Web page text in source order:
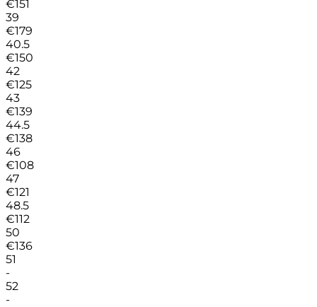
€151
39
€179
40.5
€150
42
€125
43
€139
44.5
€138
46
€108
47
€121
48.5
€112
50
€136
51
-
52
-